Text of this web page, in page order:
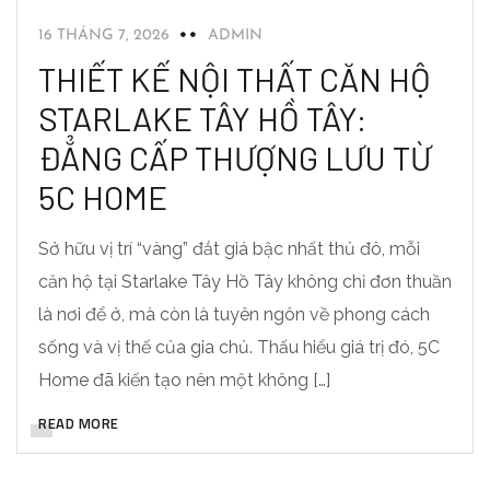
16 THÁNG 7, 2026 ADMIN
THIẾT KẾ NỘI THẤT CĂN HỘ
STARLAKE TÂY HỒ TÂY:
ĐẲNG CẤP THƯỢNG LƯU TỪ
5C HOME
Sở hữu vị trí “vàng” đắt giá bậc nhất thủ đô, mỗi
căn hộ tại Starlake Tây Hồ Tây không chỉ đơn thuần
là nơi để ở, mà còn là tuyên ngôn về phong cách
sống và vị thế của gia chủ. Thấu hiểu giá trị đó, 5C
Home đã kiến tạo nên một không […]
READ MORE